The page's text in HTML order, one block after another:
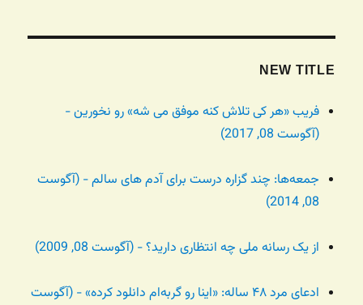
NEW TITLE
فریب «هر کی تلاش کنه موفق می شه» رو نخورین -
(آگوست 08, 2017)
جمعه‌ها: چند گزاره درست برای آدم های سالم - (آگوست
08, 2014)
از یک رسانه ملی چه انتظاری دارید؟ - (آگوست 08, 2009)
ادعای مرد ۴۸ ساله: «اینا رو گربه‌ام دانلود کرده» - (آگوست